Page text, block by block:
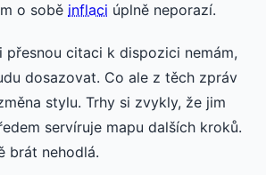
o sobě inflaci úplně neporazí.
přesnou citaci k dispozici nemám,
dosazovat. Co ale z těch zpráv
stylu. Trhy si zvykly, že jim
servíruje mapu dalších kroků.
brát nehodlá.